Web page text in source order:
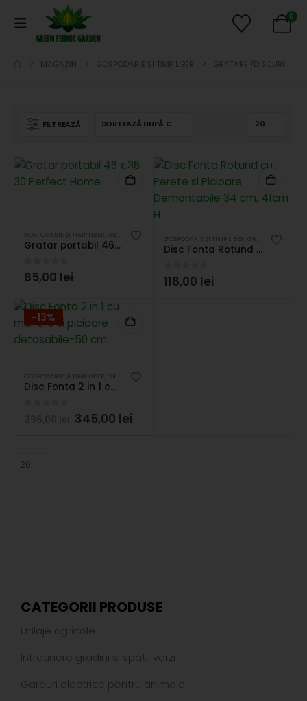
0
MAGAZIN GOSPODARIE ȘI TIMP LIBER GRATARE /DISCURI
FILTREAZĂ
GOSPODARIE ȘI TIMP LIBER GRATARE /DISCURI
Gratar portabil 46 x 36 30 Perfect Home
0 out of 5
85,00 lei
GOSPODARIE ȘI TIMP LIBER GRATARE /DISCURI
Disc Fonta Rotund cu Perete si Picioare Demontabile 34 cm, 41cm H
0out of 5
118,00 lei
-13%
GOSPODARIE ȘI TIMP LIBER GRATARE /DISCURI
Disc Fonta 2 in 1 cu manere si picioare detasabile-50 cm
out of 5345,00 lei
CATEGORII PRODUSE
Utilaje agricole
Intretinere gradini si spatii verzi
Garduri electrice pentru animale